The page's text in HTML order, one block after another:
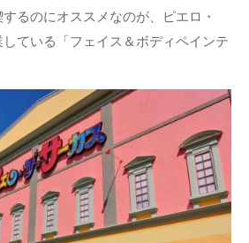
るのにオススメなのが、ピエロ・
ている「フェイス＆ボディペインテ